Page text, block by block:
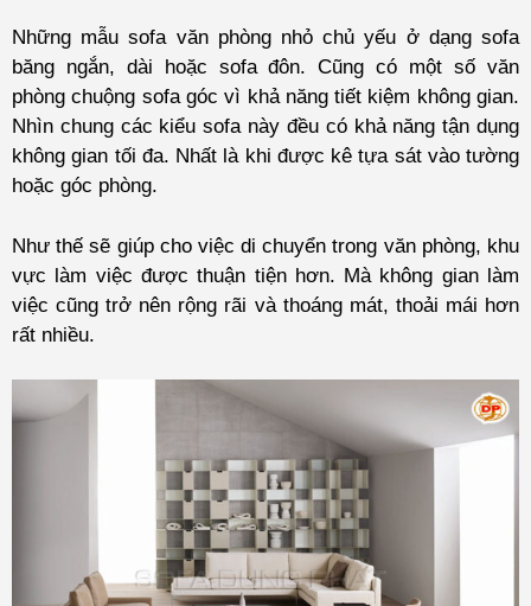
Những mẫusofa văn phòngnhỏ chủ yếu ở dạng sofa
băng ngắn, dài hoặc sofa đôn. Cũng có một số văn
phòng chuộng sofa góc vì khả năng tiết kiệm không gian.
Nhìn chung các kiểu sofa này đều có khả năng tận dụng
không gian tối đa. Nhất là khi được kê tựa sát vào tường
hoặc góc phòng.
Như thế sẽ giúp cho việc di chuyển trong văn phòng, khu
vực làm việc được thuận tiện hơn. Mà không gian làm
việc cũng trở nên rộng rãi và thoáng mát, thoải mái hơn
rất nhiều.